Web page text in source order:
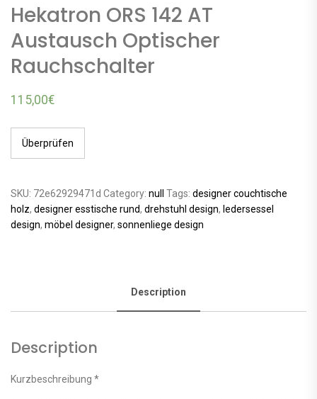
Hekatron ORS 142 AT
Austausch Optischer
Rauchschalter
115,00€
Überprüfen
SKU: 72e62929471d Category: null Tags: designer couchtische
holz, designer esstische rund, drehstuhl design, ledersessel
design, möbel designer, sonnenliege design
Description
Description
Kurzbeschreibung *